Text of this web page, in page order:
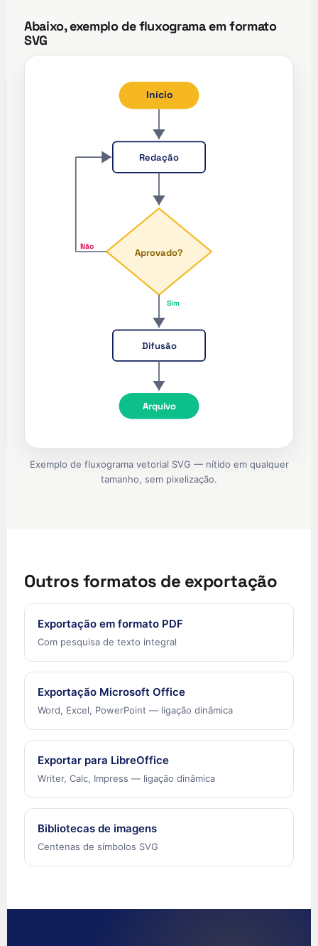
Abaixo, exemplo de fluxograma em formato
SVG
Início
Redação
Aprovado?
Sim
Difusão
Arquivo
Não
Exemplo de fluxograma vetorial SVG — nítido em qualquer
tamanho, sem pixelização.
Outros formatos de exportação
Exportação em formato PDF
Com pesquisa de texto integral
Exportação Microsoft Office
Word, Excel, PowerPoint — ligação dinâmica
Exportar para LibreOffice
Writer, Calc, Impress — ligação dinâmica
Bibliotecas de imagens
Centenas de símbolos SVG
English (US)
English (Ireland)
English (New Zealand)
English (India)
Português do Brasil
Español de Argentina
Español de Colombia
Deutsch (Österreich)
العربية (السعودية)
العربية (الإمارات)
Français du Canada
Te reo Māori
Reo Tahiti
ʻŌlelo Hawaiʻi